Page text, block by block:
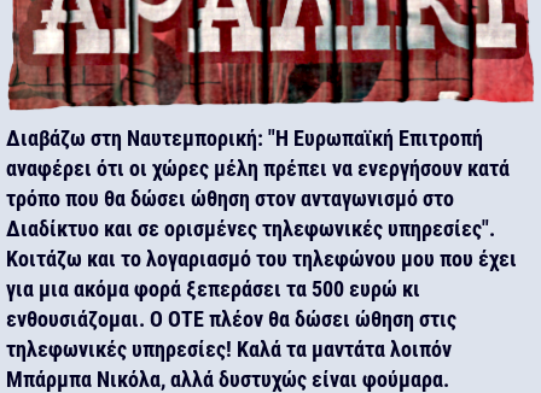
Διαβάζω στη Ναυτεμπορική: "Η Ευρωπαϊκή Επιτροπή
αναφέρει ότι οι χώρες μέλη πρέπει να ενεργήσουν κατά
τρόπο που θα δώσει ώθηση στον ανταγωνισμό στο
Διαδίκτυο και σε ορισμένες τηλεφωνικές υπηρεσίες".
Κοιτάζω και το λογαριασμό του τηλεφώνου μου που έχει
για μια ακόμα φορά ξεπεράσει τα 500 ευρώ κι
ενθουσιάζομαι. Ο ΟΤΕ πλέον θα δώσει ώθηση στις
τηλεφωνικές υπηρεσίες! Καλά τα μαντάτα λοιπόν
Μπάρμπα Νικόλα, αλλά δυστυχώς είναι φούμαρα.